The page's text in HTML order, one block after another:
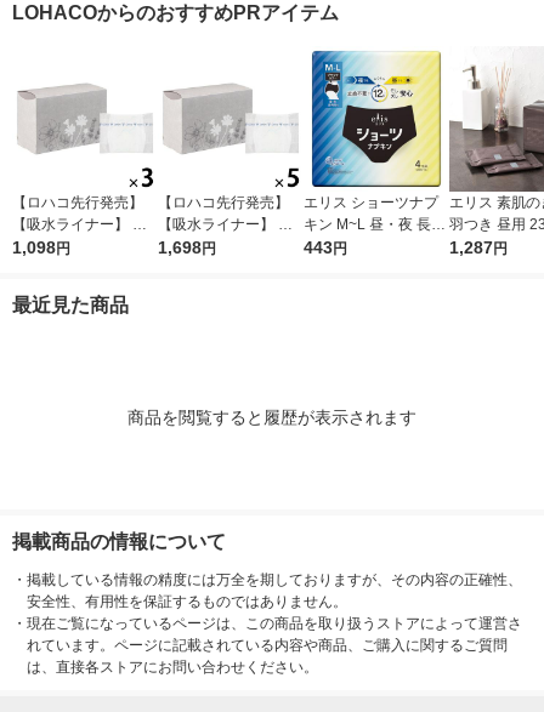
エリエール 生理用品
LOHACOからのおすすめPRアイテム
【ロハコ先行発売】
【吸水ライナー】 ポ
イズ 10cc 17.5cm 無
入×3パック) 限定
1,098円
【ロハコ先行発売】
【吸水ライナー】 ポ
イズ 10cc 17.5cm 無
1,698円
エリス ショーツナプ
キン M~L 昼・夜 長時
間用 ブラックカラー
443円
エリス 素肌
羽つき 昼用
スリム シン
1,287円
最近見た商品
商品を閲覧すると履歴が表示されます
掲載商品の情報について
・ 掲載している情報の精度には万全を期しておりますが、その内容の正確性、
安全性、有用性を保証するものではありません。
・ 現在ご覧になっているページは、この商品を取り扱うストアによって運営さ
れています。ページに記載されている内容や商品、ご購入に関するご質問
は、直接各ストアにお問い合わせください。